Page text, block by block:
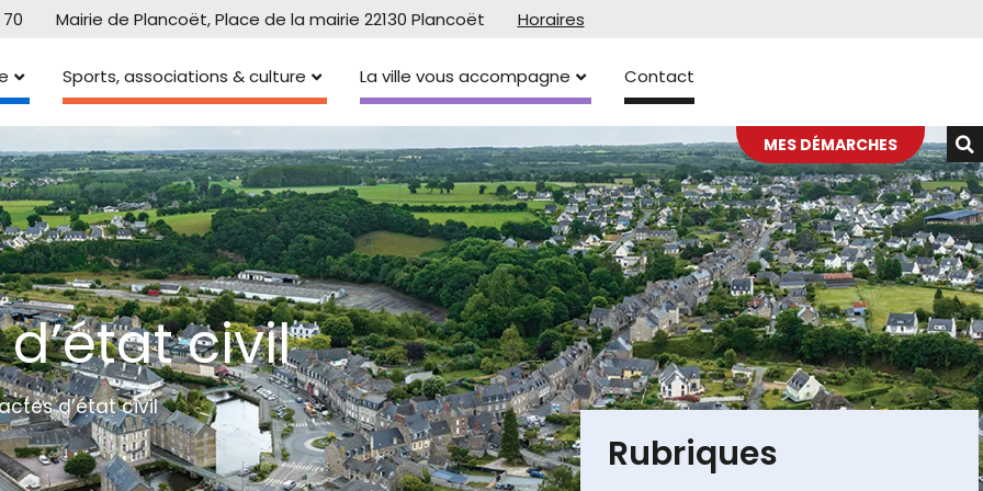
Mairie de Plancoët, Place de la mairie 22130 Plancoët Horaires
Sports, associations & culture La ville vous accompagne Contact
MES DÉMARCHES
civil
d’état civil
Rubriques